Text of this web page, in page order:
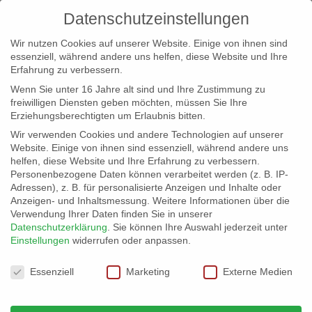
info@erfolgreich-events.de
+4940 46 777 230
Datenschutzeinstellungen
Wir nutzen Cookies auf unserer Website. Einige von ihnen sind
essenziell, während andere uns helfen, diese Website und Ihre
Erfahrung zu verbessern.
Wenn Sie unter 16 Jahre alt sind und Ihre Zustimmung zu
freiwilligen Diensten geben möchten, müssen Sie Ihre
Erziehungsberechtigten um Erlaubnis bitten.
Wir verwenden Cookies und andere Technologien auf unserer
Website. Einige von ihnen sind essenziell, während andere uns
helfen, diese Website und Ihre Erfahrung zu verbessern.
Personenbezogene Daten können verarbeitet werden (z. B. IP-
Adressen), z. B. für personalisierte Anzeigen und Inhalte oder
Anzeigen- und Inhaltsmessung. Weitere Informationen über die
Verwendung Ihrer Daten finden Sie in unserer
Datenschutzerklärung
Sie können Ihre Auswahl jederzeit unter
Einstellungen widerrufen oder anpassen.
Datenschutzeinstellungen
Essenziell Marketing Externe Medien